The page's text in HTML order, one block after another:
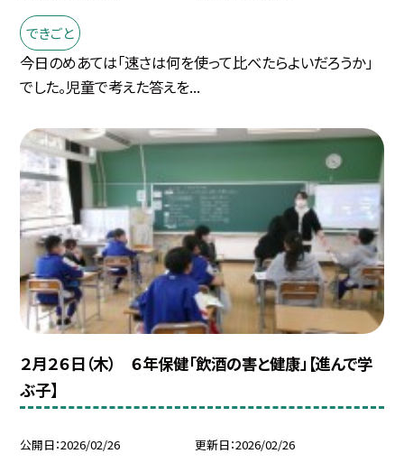
できごと
今日のめあては「速さは何を使って比べたらよいだろうか」
でした。児童で考えた答えを...
２月２６日（木） ６年保健「飲酒の害と健康」【進んで学
ぶ子】
公開日 2026/02/26 更新日 2026/02/26